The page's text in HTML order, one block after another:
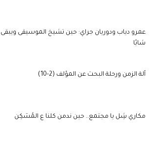
عمرو دياب ودوريان جراي: حين تشيخ الموسيقى ويبقى
شابًا
آلة الزمن ورحلة البحث عن المؤلف (2-10)
مكاري شِل يا مجتمع.. حين ندمن كلنا ع المُسَكِن